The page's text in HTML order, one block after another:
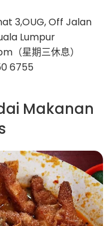
3,OUG, Off Jalan
Lumpur
（星期三休息）
6755
Makanan